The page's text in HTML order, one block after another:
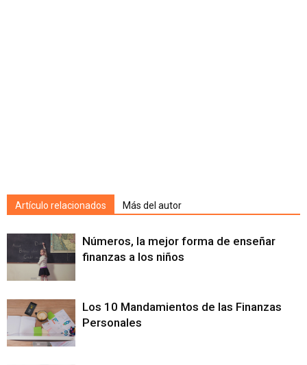
Artículo relacionados Más del autor
Números, la mejor forma de enseñar
finanzas a los niños
Los 10 Mandamientos de las Finanzas
Personales